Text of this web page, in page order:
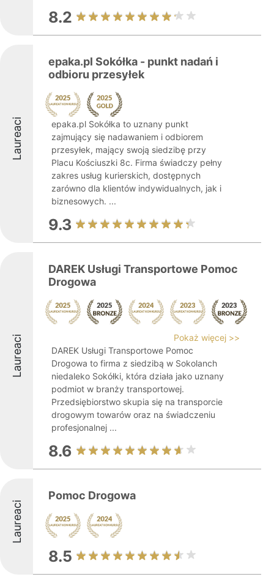
8.2
Laureaci
epaka.pl Sokółka - punkt nadań i
odbioru przesyłek
epaka.pl Sokółka to uznany punkt
zajmujący się nadawaniem i odbiorem
przesyłek, mający swoją siedzibę przy
Placu Kościuszki 8c. Firma świadczy pełny
zakres usług kurierskich, dostępnych
zarówno dla klientów indywidualnych, jak i
biznesowych. ...
9.3
Laureaci
DAREK Usługi Transportowe Pomoc
Drogowa
Pokaż więcej >>
DAREK Usługi Transportowe Pomoc
Drogowa to firma z siedzibą w Sokolanch
niedaleko Sokółki, która działa jako uznany
podmiot w branży transportowej.
Przedsiębiorstwo skupia się na transporcie
drogowym towarów oraz na świadczeniu
profesjonalnej ...
8.6
Laureaci
Pomoc Drogowa
8.5